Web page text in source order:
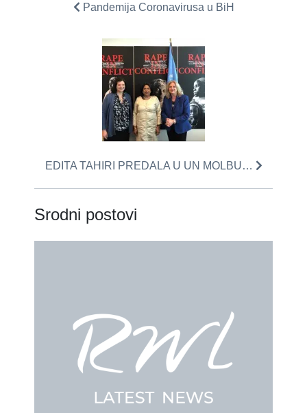
Pandemija Coronavirusa u BiH
EDITA TAHIRI PREDALA U UN MOLBU…
Srodni postovi